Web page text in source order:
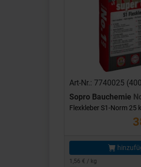
Art-Nr.: 7740025
Sopro Bauchemie
Flexkleber S1-Norm 25
1,56 € / kg